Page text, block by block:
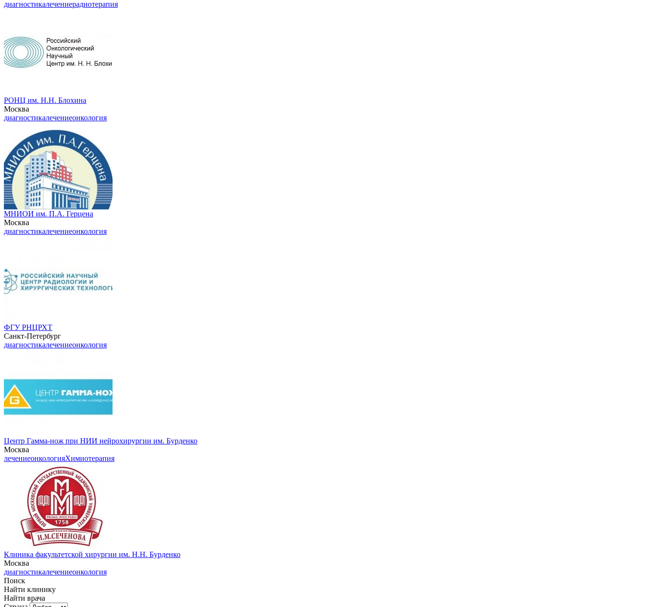
диагностикалечениерадиотерапия
РОНЦ им. Н.Н. Блохина
Москва
диагностикалечениеонкология
МНИОИ им. П.А. Герцена
Москва
диагностикалечениеонкология
ФГУ РНЦРХТ
Санкт-Петербург
диагностикалечениеонкология
Центр Гамма-нож при НИИ нейрохирургии им. Бурденко
Москва
лечениеонкологияХимиотерапия
Клиника факультетской хирургии им. Н.Н. Бурденко
Москва
диагностикалечениеонкология
Поиск
Найти клинику
Найти врача